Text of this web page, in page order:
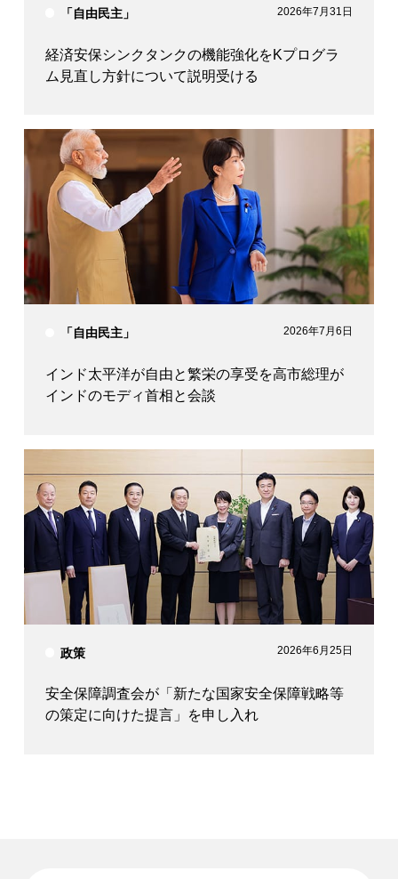
「自由民主」 2026年7月31日
経済安保シンクタンクの機能強化をKプログラ
ム見直し方針について説明受ける
「自由民主」 2026年7月6日
インド太平洋が自由と繁栄の享受を高市総理が
インドのモディ首相と会談
政策 2026年6月25日
安全保障調査会が「新たな国家安全保障戦略等
の策定に向けた提言」を申し入れ